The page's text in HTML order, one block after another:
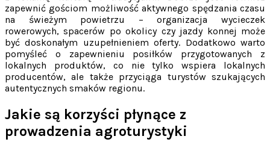
zapewnić gościom możliwość aktywnego spędzania czasu
na świeżym powietrzu – organizacja wycieczek
rowerowych, spacerów po okolicy czy jazdy konnej może
być doskonałym uzupełnieniem oferty. Dodatkowo warto
pomyśleć o zapewnieniu posiłków przygotowanych z
lokalnych produktów, co nie tylko wspiera lokalnych
producentów, ale także przyciąga turystów szukających
autentycznych smaków regionu.
Jakie są korzyści płynące z
prowadzenia agroturystyki